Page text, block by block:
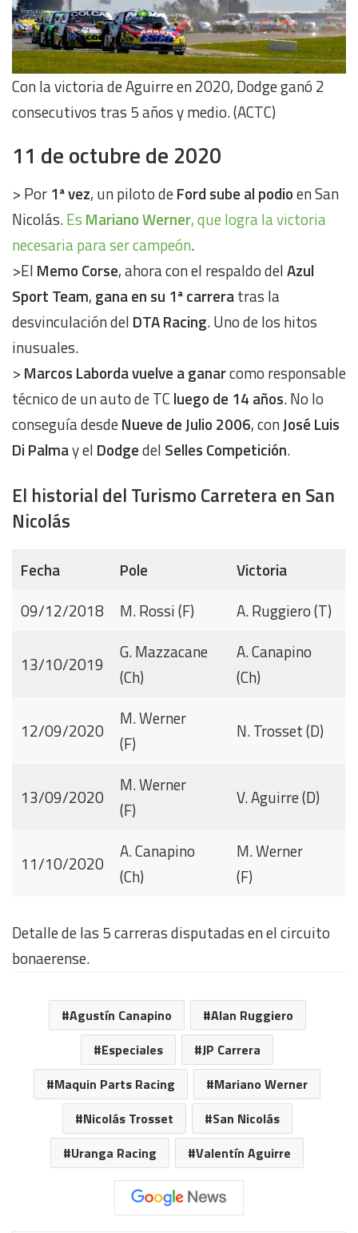
Con la victoria de Aguirre en 2020, Dodge ganó 2
consecutivos tras 5 años y medio. (ACTC)
11 de octubre de 2020
> Por 1ª vez, un piloto deFord sube al podioen San
Nicolás.Es Mariano Werner, que logra la victoria
necesaria para ser campeón.
>El Memo Corse, ahora con el respaldo delAzul
Sport Team, gana en su 1ª carreratras la
desvinculación del DTA Racing. Uno de los hitos
inusuales.
> Marcos Labordavuelve a ganarcomo responsable
técnico de un auto de TC luego de 14 años. No lo
conseguía desdeNueve de Julio 2006, conJosé Luis
Di Palmay el Dodgedel Selles Competición.
El historial del Turismo Carretera en San
Nicolás
Fecha Pole
Victoria
09/12/2018
M. Rossi (F) A. Ruggiero (T)
13/10/2019
G. Mazzacane
(Ch)
A. Canapino
(Ch)
12/09/2020
M. Werner
(F)
N. Trosset (D)
13/09/2020
M. Werner
(F)
V. Aguirre (D)
11/10/2020
A. Canapino
(Ch)
M. Werner
(F)
Detalle de las 5 carreras disputadas en el circuito
bonaerense.
Agustín Canapino
Alan Ruggiero
Especiales
JP Carrera
Maquin Parts Racing
Mariano Werner
Nicolás Trosset
San Nicolás
Uranga Racing
Valentín Aguirre